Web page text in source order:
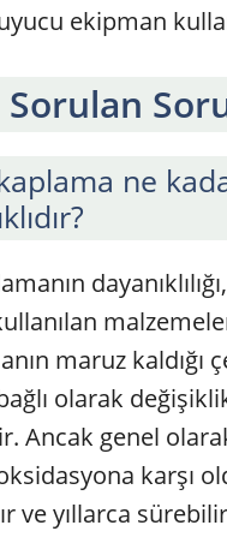
ekipman
Sorulan
ne
maruz kaldığı
olarak
Ancak genel
karşı
ve yıllarca